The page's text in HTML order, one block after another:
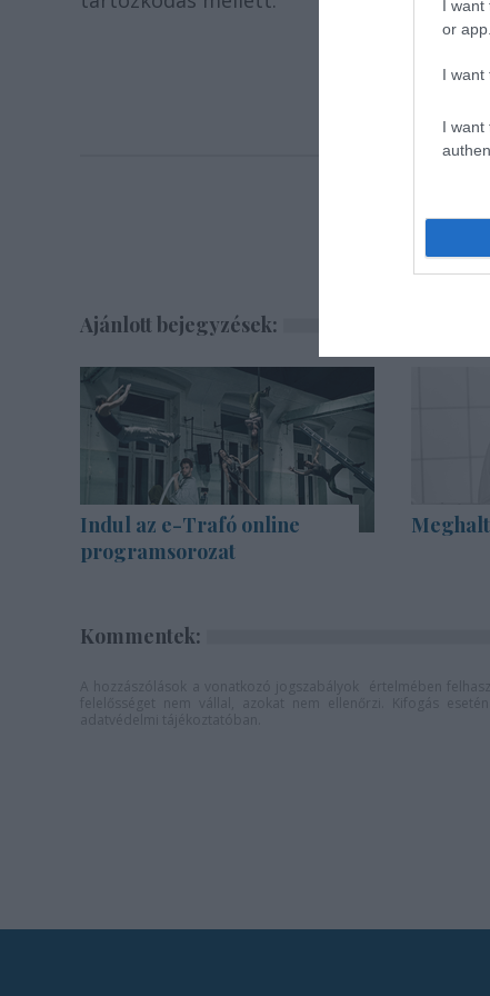
I want
or app.
I want
I want
Ajánlott bejegyzések:
Indul az e-Trafó online
programsorozat
Kommentek: